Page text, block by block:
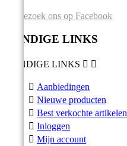
Bezoek ons op Facebook
HANDIGE LINKS
HANDIGE LINKS  
 Aanbiedingen
 Nieuwe producten
 Best verkochte artikelen
 Inloggen
 Mijn account